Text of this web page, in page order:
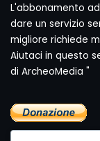
L'abbonamento
dare un servizio
migliore richiede
Aiutaci in questo
di ArcheoMedia "